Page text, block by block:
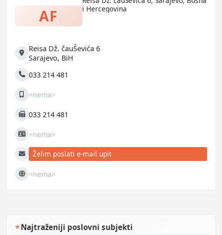
AF
i Hercegovina
Adresa
Reisa Dž. čauŠevića 6
Sarajevo, BiH
Telefon033 214 481
Mobilni<nema>
Fax 033 214 481
JIB <nema>
E-mailŽelim poslati e-mail upit
Web <nema>
★Najtraženiji poslovni subjekti